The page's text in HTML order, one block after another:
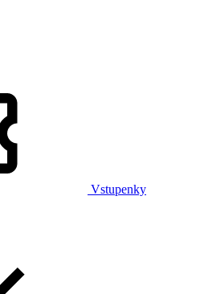
Vstupenky